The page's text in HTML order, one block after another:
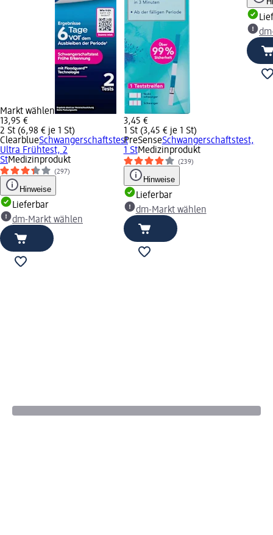
Markt wählen
13,95 €
2 St (6,98 € je 1 St)
ClearblueSchwangerschaftstest
Ultra Frühtest, 2
StMedizinprodukt
(297)
Hinweise
Lieferbar
dm-Markt wählen
3,45 €
1 St (3,45 € je 1 St)
PreSenseSchwangerschaftstest,
1 StMedizinprodukt
(239)
Hinweise
Lieferbar
dm-Markt wählen